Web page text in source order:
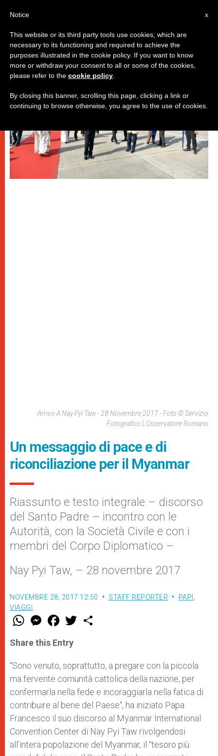
PAPI,VIAGGI
Arrivo A Nay Pyi Taw - 28 Novembre 2017 - Foto © Servizio
Fotografico L'Osservatore Romano
Un messaggio di pace e di
riconciliazione per il Myanmar
Riassunto e testo integrale – discorso
del Santo Padre – incontro con le
Autorità, con la Società Civile e con i
membri del Corpo Diplomatico –
Nay Pyi Taw, – 28 novembre 2017
NOVEMBRE 28, 2017 12:50 STAFF REPORTER PAPI
VIAGGI
W
t
s
p
p
M
e
s
e
g
e
r
F
a
e
b
o
k
w
r
Share this Entry
“Sono venuto, soprattutto, a pregare con la piccola
ma fervente comunità cattolica della nazione, per
confermarla nella fede e incoraggiarla nella fatica di
contribuire al bene del Paese“, ha iniziato Papa
Francesco il suo discorso al Myanmar International
Convention Center di Nay Pyi Taw rivolgendosi
all’intera popolazione del Myanmar, il “tesoro più
x
Notice
This website or its third party tools use cookies, which are
necessary to its functioning and required to achieve the
purposes illustrated in the cookie policy. If you want to know
more or withdraw your consent to all or some of the cookies,
please refer to the cookie policy
By closing this banner, scrolling this page, clicking a link or
continuing to browse otherwise, you agree to the use of cookies.